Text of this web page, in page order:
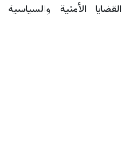
الأمنية والسياسية